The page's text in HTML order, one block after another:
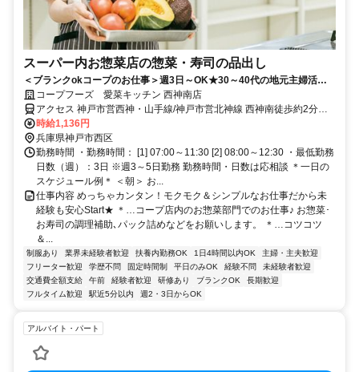
スーパー内お惣菜店の惣菜・寿司の品出し
＜ブランクokコープのお仕事＞週3日～OK★30～40代の地元主婦活躍
中！短時間＆単純作業で復帰に◎仕事後はお買い物も◎
コープフーズ 愛菜キッチン 西神南店
アクセス 神戸市営西神・山手線/神戸市営北神線 西神南徒歩約2分、
神戸市営西神・山手線 伊川谷北出口徒歩約30分、神戸市営西神・山
手線/神戸市営北神線 西神中央西出口徒歩約39分
時給1,136円
兵庫県神戸市西区
勤務時間 ・勤務時間： [1] 07:00～11:30 [2] 08:00～12:30 ・最低勤務
日数（週）：3日 ※週3～5日勤務 勤務時間・日数は応相談 ＊一日の
スケジュール例＊ ＜朝＞ お...
仕事内容 めっちゃカンタン！モクモク＆シンプルなお仕事だから未
経験も安心Start★ ＊…コープ店内のお惣菜部門でのお仕事♪ お惣菜･
お寿司の調理補助､パック詰めなどをお願いします。 ＊…コツコツ
＆...
制服あり 業界未経験者歓迎 扶養内勤務OK 1日4時間以内OK
主婦・主夫歓迎
フリーター歓迎
学歴不問 固定時間制 平日のみOK 経験不問
未経験者歓迎
交通費全額支給
午前 経験者歓迎 研修あり ブランクOK
長期歓迎
フルタイム歓迎
駅近5分以内 週2・3日からOK
アルバイト・パート